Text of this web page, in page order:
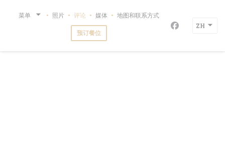
菜单 照片 评论 媒体 地图和联系方式
预订餐位 Facebook ((
ZH